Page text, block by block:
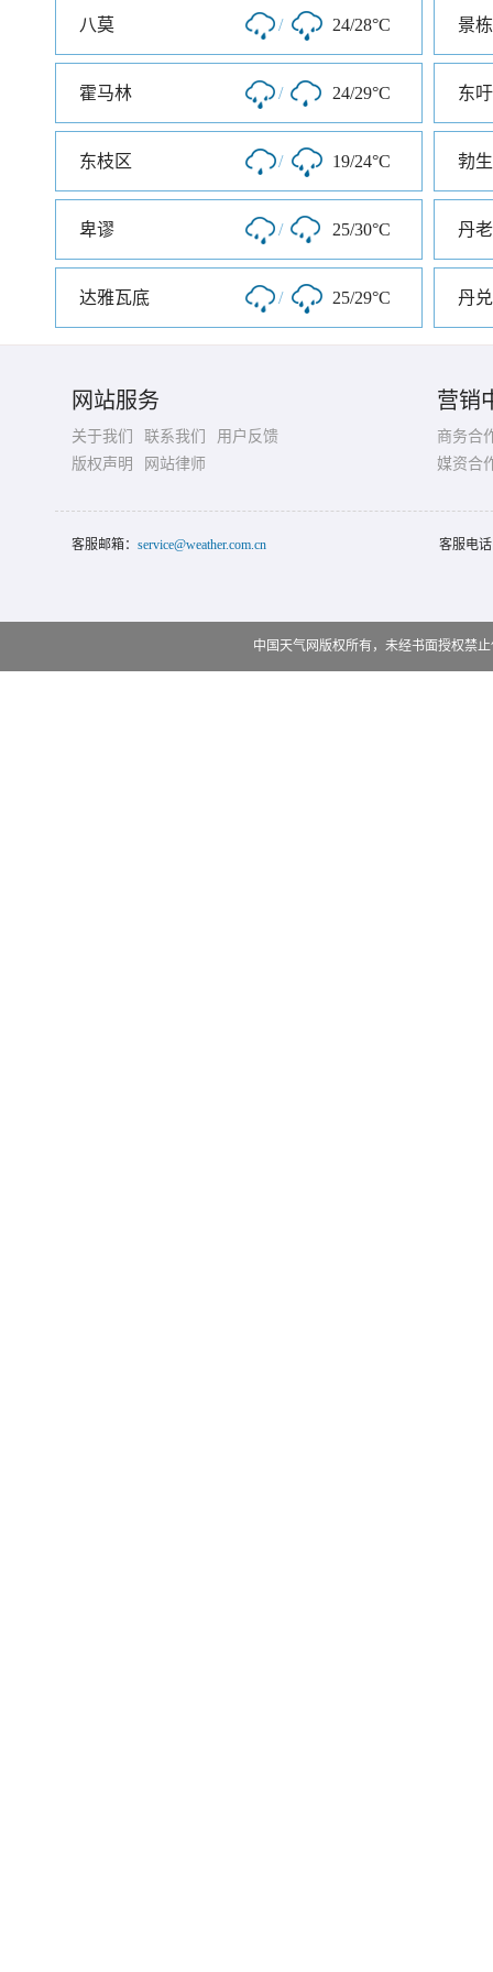
八莫 / 24/28°C 景栋
霍马林 / 24/29°C 东吁
东枝区 / 19/24°C 勃生
卑谬 / 25/30°C 丹老
达雅瓦底 / 25/29°C 丹兑
网站服务
关于我们 联系我们
用户反馈
版权声明
网站律师
营销
商务合
媒资合
客服邮箱： service@weather.com.cn 客服电
中国天气网版权所有，未经书面授权